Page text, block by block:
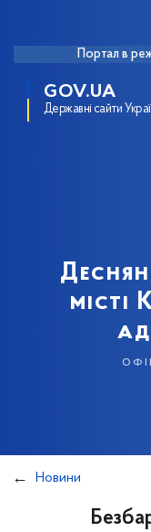
Портал в
GOV.UA
Державні сайти
місті
Новини